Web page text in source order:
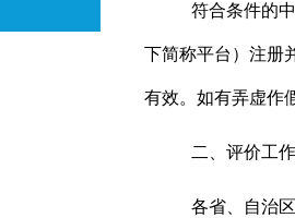
符合条件的
下简称平台）注册
有效。如有弄虚作
二、评价工
各省、自治